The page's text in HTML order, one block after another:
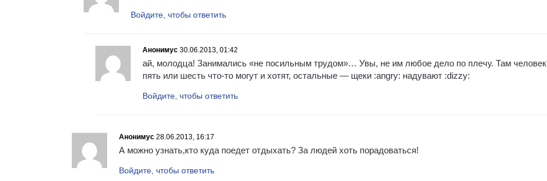
Войдите, чтобы ответить
Анонимус 30.06.2013, 01:42
ай, молодца! Занимались «не посильным трудом»… Увы, не им любое дело по плечу. Там человек
пять или шесть что-то могут и хотят, остальные — щеки :angry: надувают :dizzy:
Войдите, чтобы ответить
Анонимус 28.06.2013, 16:17
А можно узнать,кто куда поедет отдыхать? За людей хоть порадоваться!
Войдите, чтобы ответить